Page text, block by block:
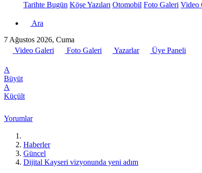
Tarihte Bugün Köşe Yazıları Otomobil Foto Galeri Video
Ara
7 Ağustos 2026, Cuma
Video Galeri
Foto Galeri Yazarlar Üye Paneli
A
Büyüt
A
Küçült
Yorumlar
Haberler
Güncel
Dijital Kayseri vizyonunda yeni adım